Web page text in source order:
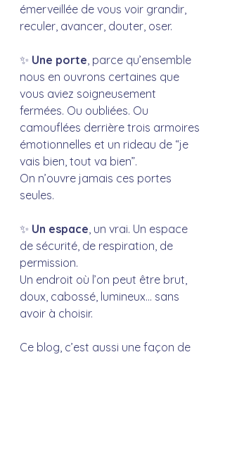
émerveillée de vous voir grandir,
reculer, avancer, douter, oser.
✨ Une porte, parce qu’ensemble
nous en ouvrons certaines que
vous aviez soigneusement
fermées. Ou oubliées. Ou
camouflées derrière trois armoires
émotionnelles et un rideau de “je
vais bien, tout va bien”.
On n’ouvre jamais ces portes
seules.
✨ Un espace, un vrai. Un espace
de sécurité, de respiration, de
permission.
Un endroit où l’on peut être brut,
doux, cabossé, lumineux… sans
avoir à choisir.
Ce blog, c’est aussi une façon de